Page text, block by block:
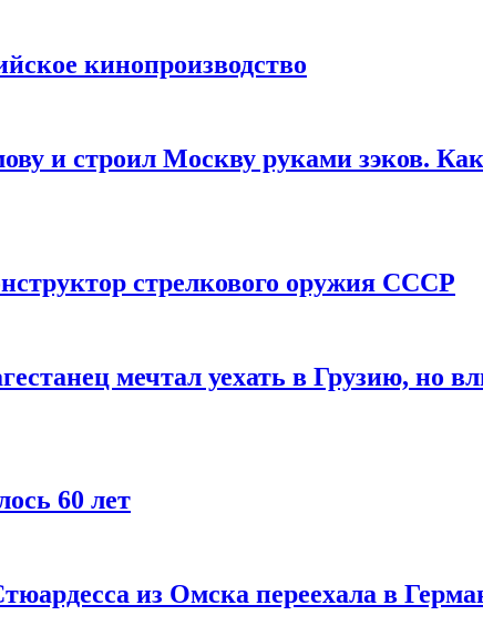
кинопроизводство
и строил Москву руками зэков.
стрелкового оружия СССР
мечтал уехать в Грузию, но
60 лет
из Омска переехала в